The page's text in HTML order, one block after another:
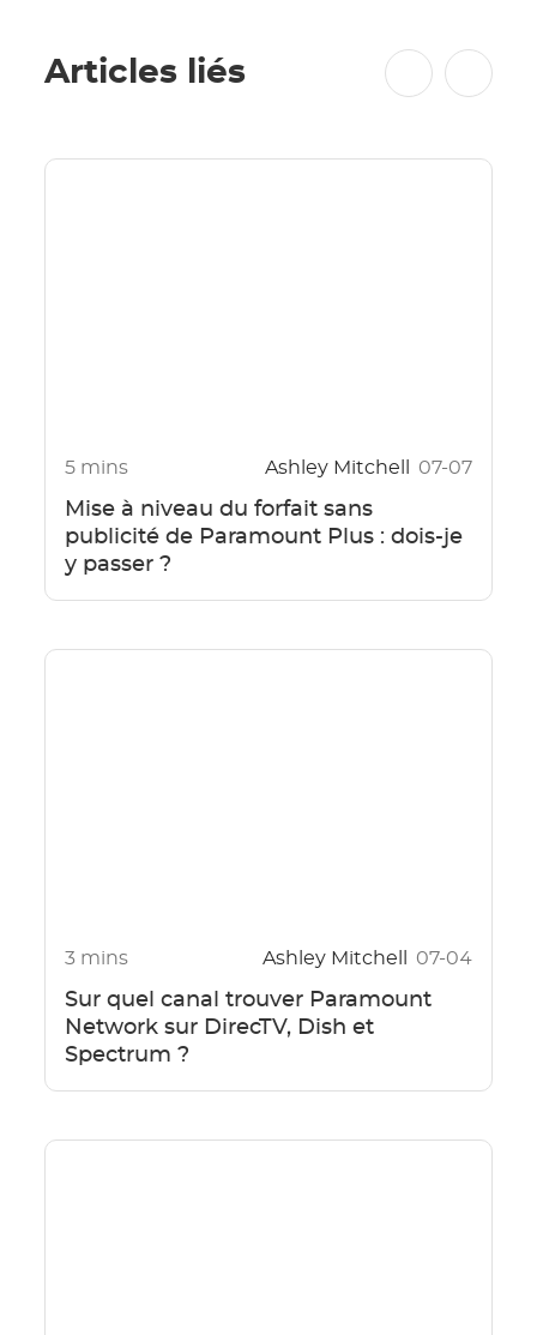
Articles liés
5 mins Ashley Mitchell 07-07
Mise à niveau du forfait sans
publicité de Paramount Plus : dois-je
y passer ?
3 mins Ashley Mitchell 07-04
Sur quel canal trouver Paramount
Network sur DirecTV, Dish et
Spectrum ?